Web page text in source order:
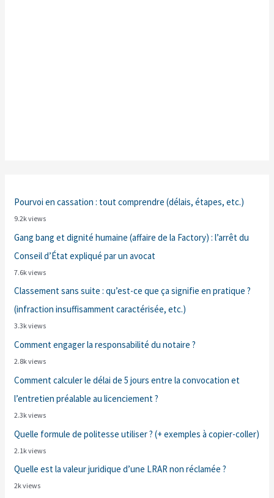
Pourvoi en cassation : tout comprendre (délais, étapes, etc.)
9.2k views
Gang bang et dignité humaine (affaire de la Factory) : l’arrêt du
Conseil d’État expliqué par un avocat
7.6k views
Classement sans suite : qu’est-ce que ça signifie en pratique ?
(infraction insuffisamment caractérisée, etc.)
3.3k views
Comment engager la responsabilité du notaire ?
2.8k views
Comment calculer le délai de 5 jours entre la convocation et
l’entretien préalable au licenciement ?
2.3k views
Quelle formule de politesse utiliser ? (+ exemples à copier-coller)
2.1k views
Quelle est la valeur juridique d’une LRAR non réclamée ?
2k views